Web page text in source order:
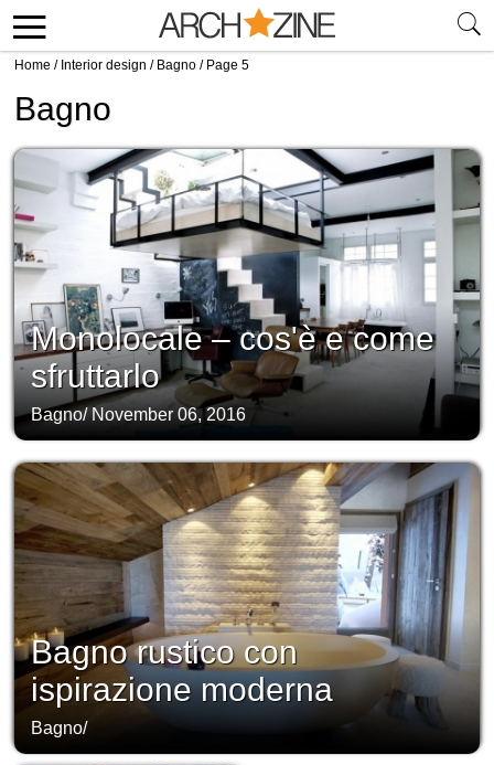
Home / Interior design / Bagno / Page 5
Bagno
Monolocale – cos'è e come
sfruttarlo
Bagno/ November 06, 2016
Bagno rustico con
ispirazione moderna
Bagno/